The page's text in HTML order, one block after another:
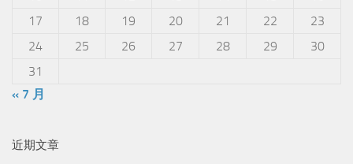
17
18 19 20 21 22
23
24
25 26 27 28 29
30
31
« 7 月
近期文章